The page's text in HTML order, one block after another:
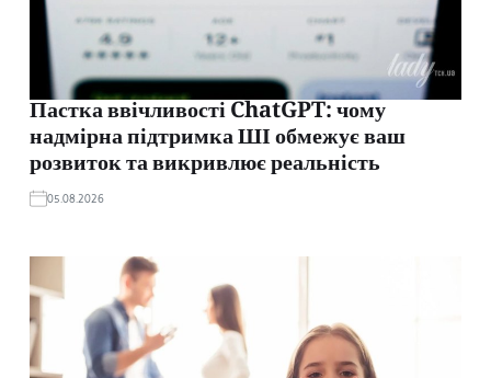
Пастка ввічливості ChatGPT: чому
надмірна підтримка ШІ обмежує ваш
розвиток та викривлює реальність
05.08.2026